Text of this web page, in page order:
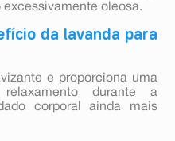
oleosa.
da lavanda para
e proporciona uma
durante a
corporal ainda mais